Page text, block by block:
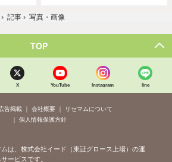
› 記事 › 写真・画像
TOP
X YouTube Instagram line
告掲載 会社概要
リセマムについて
個人情報保護方針
ムは、株式会社イード（東証グロース上場）の運
ービスです。